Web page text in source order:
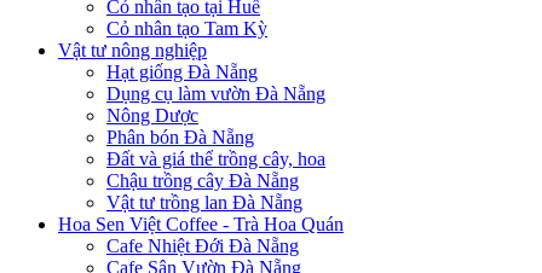
Cỏ nhân tạo tại Huế
Cỏ nhân tạo Tam Kỳ
Vật tư nông nghiệp
Hạt giống Đà Nẵng
Dụng cụ làm vườn Đà Nẵng
Nông Dược
Phân bón Đà Nẵng
Đất và giá thể trồng cây, hoa
Chậu trồng cây Đà Nẵng
Vật tư trồng lan Đà Nẵng
Hoa Sen Việt Coffee - Trà Hoa Quán
Cafe Nhiệt Đới Đà Nẵng
Cafe Sân Vườn Đà Nẵng